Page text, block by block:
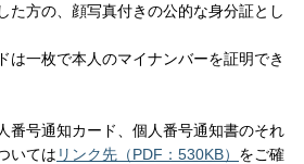
た方の、顔写真付きの公的な身分証とし
は一枚で本人のマイナンバーを証明でき
番号通知カード、個人番号通知書のそれ
いては リンク先（PDF：530KB） をご確